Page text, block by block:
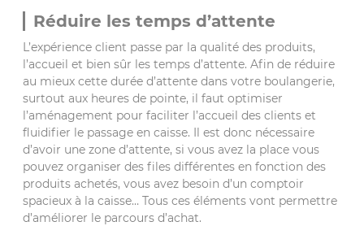
Réduire les temps d’attente
L’expérience client passe par la qualité des produits,
l’accueil et bien sûr les temps d’attente. Afin de réduire
au mieux cette durée d’attente dans votre boulangerie,
surtout aux heures de pointe, il faut optimiser
l’aménagement pour faciliter l’accueil des clients et
fluidifier le passage en caisse. Il est donc nécessaire
d’avoir une zone d’attente, si vous avez la place vous
pouvez organiser des files différentes en fonction des
produits achetés, vous avez besoin d’un comptoir
spacieux à la caisse… Tous ces éléments vont permettre
d’améliorer le parcours d’achat.